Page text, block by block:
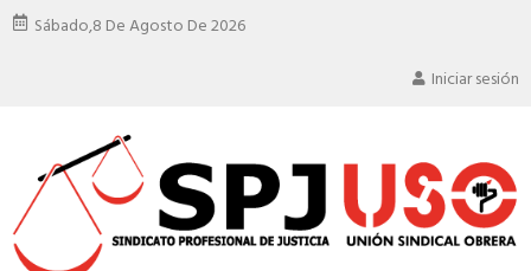
Sábado,8 De Agosto De 2026
Iniciar sesión